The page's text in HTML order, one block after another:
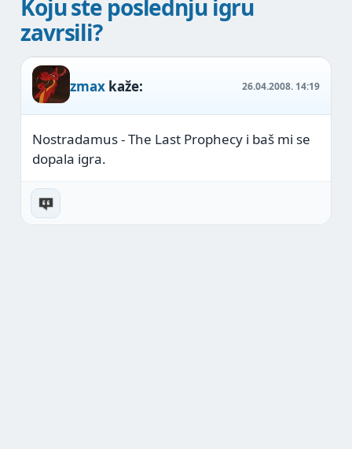
Koju ste poslednju igru
zavrsili?
zmax kaže: 26.04.2008. 14:19
Nostradamus - The Last Prophecy i baš mi se
dopala igra.